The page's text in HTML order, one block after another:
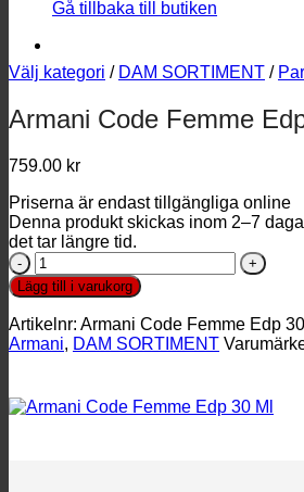
Gå tillbaka till butiken
Välj kategori / DAM SORTIMENT /
Armani Code Femme
759.00 kr
Priserna är endast tillgängliga online
Denna produkt skickas inom 2–7
det tar längre tid.
Armani
Code
Femme
Edp
30
Ml
Lägg till i varukorg
Artikelnr: Armani Code Femme Edp 30
Armani, DAM SORTIMENT